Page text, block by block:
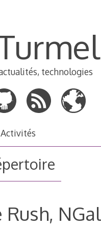
technologies
Activités